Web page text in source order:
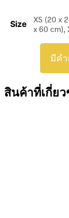
Size
XS (20 x
x 60 cm),
มีคำ
สินค้าที่เกี่ย